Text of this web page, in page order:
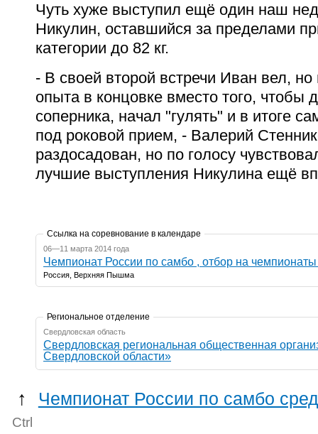
Чуть хуже выступил ещё один наш
Никулин, оставшийся за пределами
категории до 82 кг.
- В своей второй встречи Иван вел, но
опыта в концовке вместо того, чтобы
соперника, начал "гулять" и в итоге
под роковой прием, - Валерий
раздосадован, но по голосу
лучшие выступления Никулина ещё
Ссылка на соревнование в календаре
06—11 марта 2014 года
Чемпионат России по самбо , отбор на
Россия, Верхняя Пышма
Региональное отделение
Свердловская область
Свердловская региональная общественная
Свердловской области»
↑ Чемпионат России по самбо
Ctrl